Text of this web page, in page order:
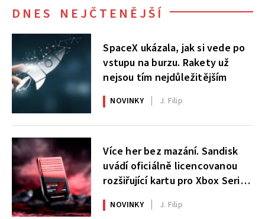
DNES NEJČTENĚJŠÍ
SpaceX ukázala, jak si vede po
vstupu na burzu. Rakety už
nejsou tím nejdůležitějším
NOVINKY J. Filip
Více her bez mazání. Sandisk
uvádí oficiálně licencovanou
rozšiřující kartu pro Xbox Series
X|S
NOVINKY J. Filip